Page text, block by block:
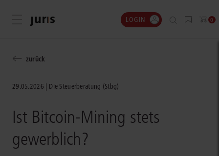
Menü öffnen LOGIN 0
zurück
29.05.2026 Die Steuerberatung (Stbg)
Ist Bitcoin-Mining stets
gewerblich?